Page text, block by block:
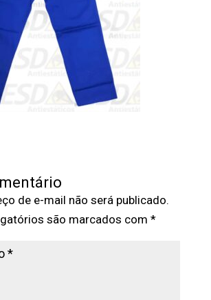
de e-mail não será publicado.
são marcados com *